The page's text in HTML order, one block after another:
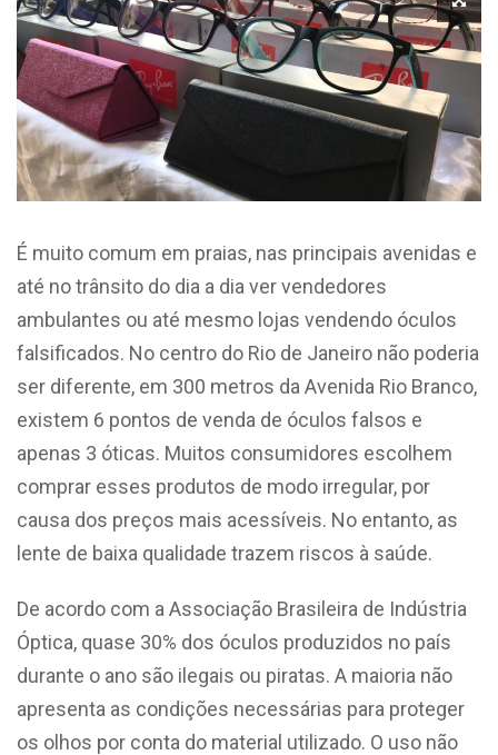
É muito comum em praias, nas principais avenidas e
até no trânsito do dia a dia ver vendedores
ambulantes ou até mesmo lojas vendendo óculos
falsificados. No centro do Rio de Janeiro não poderia
ser diferente, em 300 metros da Avenida Rio Branco,
existem 6 pontos de venda de óculos falsos e
apenas 3 óticas. Muitos consumidores escolhem
comprar esses produtos de modo irregular, por
causa dos preços mais acessíveis. No entanto, as
lente de baixa qualidade trazem riscos à saúde.
De acordo com a Associação Brasileira de Indústria
Óptica, quase 30% dos óculos produzidos no país
durante o ano são ilegais ou piratas. A maioria não
apresenta as condições necessárias para proteger
os olhos por conta do material utilizado. O uso não